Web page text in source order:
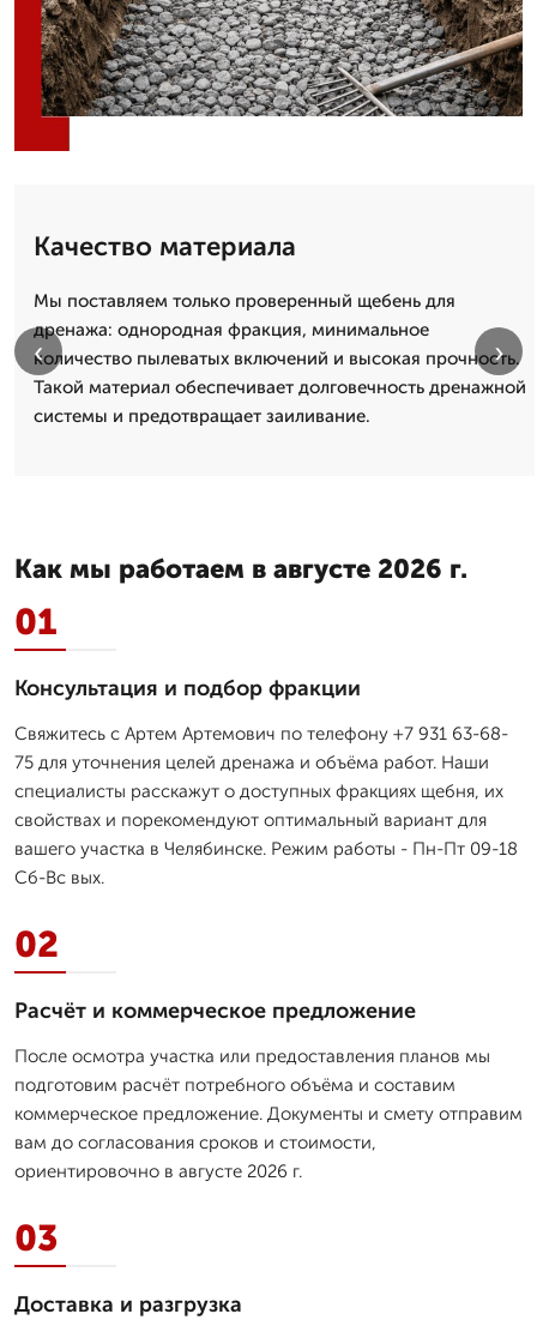
Качество материала
Мы поставляем только проверенный щебень для
дренажа: однородная фракция, минимальное
количество пылеватых включений и высокая прочность.
Такой материал обеспечивает долговечность дренажной
системы и предотвращает заиливание.
‹ ›
Как мы работаем в августе 2026 г.
01
Консультация и подбор фракции
Свяжитесь с Артем Артемович по телефону +7 931 63-68-
75 для уточнения целей дренажа и объёма работ. Наши
специалисты расскажут о доступных фракциях щебня, их
свойствах и порекомендуют оптимальный вариант для
вашего участка в Челябинске. Режим работы - Пн-Пт 09-18
Сб-Вс вых.
02
Расчёт и коммерческое предложение
После осмотра участка или предоставления планов мы
подготовим расчёт потребного объёма и составим
коммерческое предложение. Документы и смету отправим
вам до согласования сроков и стоимости,
ориентировочно в августе 2026 г.
03
Доставка и разгрузка